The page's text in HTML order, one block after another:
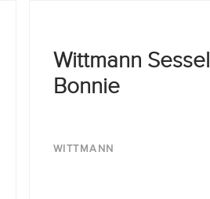
Wittmann Sessel
Bonnie
WITTMANN